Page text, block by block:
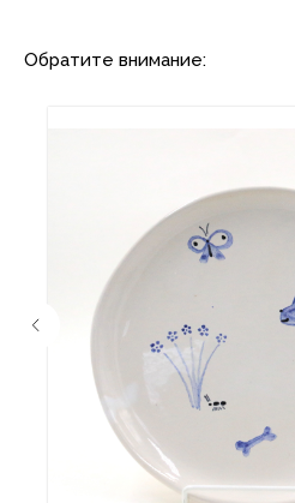
Обратите внимание: